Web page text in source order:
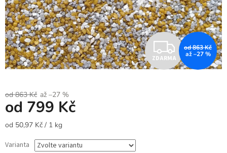
Z
D
ZDARMA
od 863 Kč
až –27 %
od 863 Kč až –27 %
od 799 Kč
Měrná
od 50,97 Kč / 1 kg
Varianta